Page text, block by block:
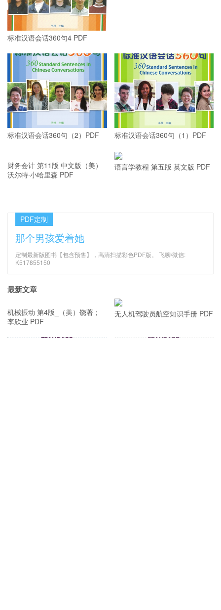
标准汉语会话360句4 PDF
标准汉语会话360句（2）PDF 标准汉语会话360句（1）PDF
财务会计 第11版 中文版（美）
沃尔特·小哈里森 PDF
语言学教程 第五版 英文版 PDF
PDF定制
那个男孩爱着她
定制最新版图书【包含预售】，高清扫描彩色PDF版。 飞聊/微信: